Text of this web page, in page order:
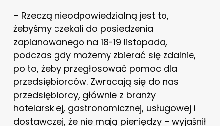
– Rzeczą nieodpowiedzialną jest to,
żebyśmy czekali do posiedzenia
zaplanowanego na 18-19 listopada,
podczas gdy możemy zbierać się zdalnie,
po to, żeby przegłosować pomoc dla
przedsiębiorców. Zwracają się do nas
przedsiębiorcy, głównie z branży
hotelarskiej, gastronomicznej, usługowej i
dostawczej, że nie mają pieniędzy – wyjaśnił